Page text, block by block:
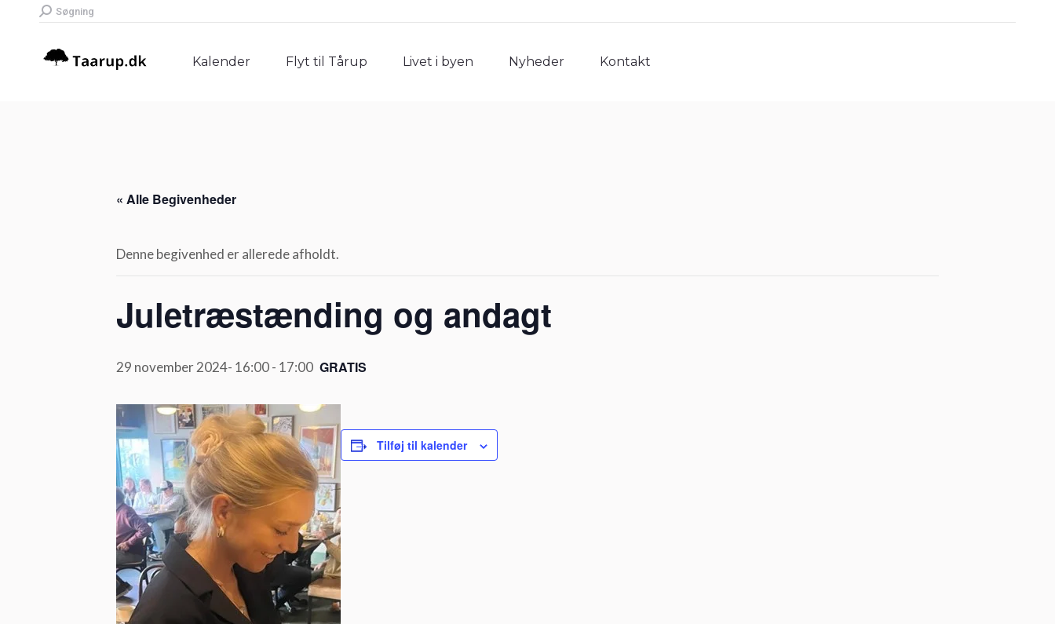
Search:
Søgning
Kalender Flyt til Tårup Livet i byen Nyheder Kontakt
« Alle Begivenheder
Denne begivenhed er allerede afholdt.
Juletræstænding og andagt
29 november 2024- 16:00- 17:00 GRATIS
Tilføj til kalender
Kalender Flyt til Tårup Livet i byen Nyheder Kontakt